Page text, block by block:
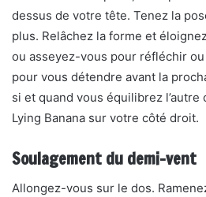
dessus de votre tête. Tenez la
plus. Relâchez la forme et
ou asseyez-vous pour réfléchir
pour vous détendre avant la
si et quand vous équilibrez l’autre
Lying Banana sur votre côté droit.
Soulagement du demi-vent
Allongez-vous sur le dos.